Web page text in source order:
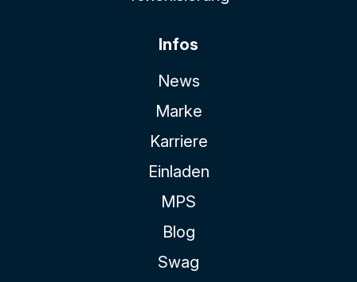
Infos
News
Marke
Karriere
Einladen
MPS
Blog
Swag